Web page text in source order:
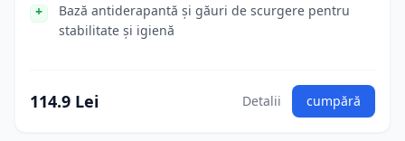
Bază antiderapantă și găuri de scurgere pentru
stabilitate și igienă
114.9 Lei Detalii cumpără